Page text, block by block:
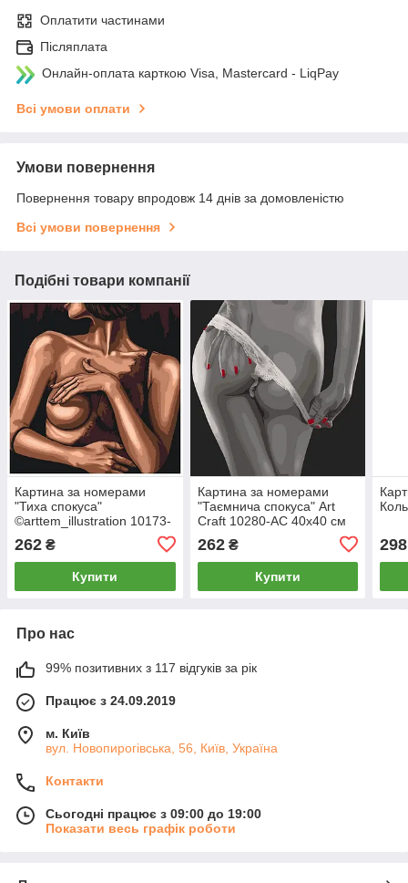
Оплатити частинами
Післяплата
Онлайн-оплата карткою Visa, Mastercard - LiqPay
Всі умови оплати
Умови повернення
Повернення товару впродовж 14 днів за домовленістю
Всі умови повернення
Подібні товари компанії
Картина за номерами
"Тиха спокуса"
©arttem_illustration 10173-
262 ₴
Купити
Картина за номерами
"Таємнича спокуса" Art
Craft 10280-AC 40х40 см
262₴
Купити
298
Про нас
99% позитивних з 117 відгуків за рік
Працює з 24.09.2019
м. Київ
вул. Новопирогівська, 56, Київ, Україна
Контакти
Сьогодні працює з 09:00 до 19:00
Показати весь графік роботи